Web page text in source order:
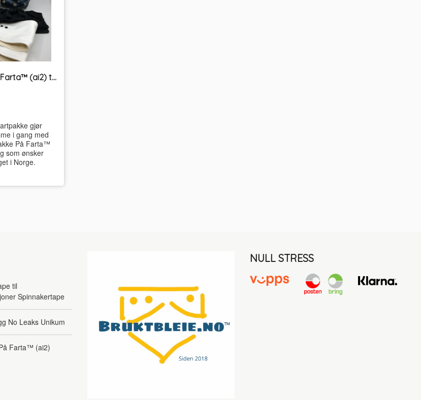
Startpakke På Farta™ (ai2) tøybleier
gjør
i gang med
På Farta™
som ønsker
i Norge.
til
Spinnakertape
No Leaks Unikum
Farta™ (ai2)
NULL STRESS